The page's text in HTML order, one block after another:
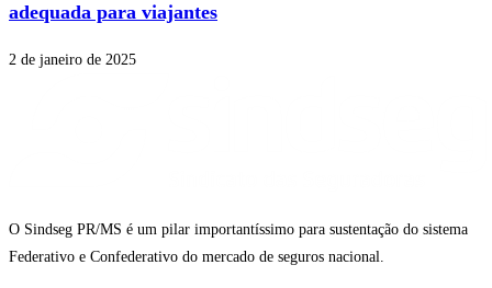
adequada para viajantes
2 de janeiro de 2025
O Sindseg PR/MS é um pilar importantíssimo para sustentação do sistema
Federativo e Confederativo do mercado de seguros nacional.